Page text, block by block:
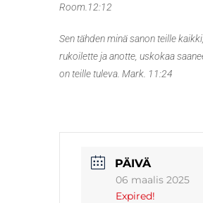
Room.12:12
Sen tähden minä sanon teille
rukoilette ja anotte, uskokaa
on teille tuleva. Mark. 11:24
PÄIVÄ
06 maalis 2025
Expired!